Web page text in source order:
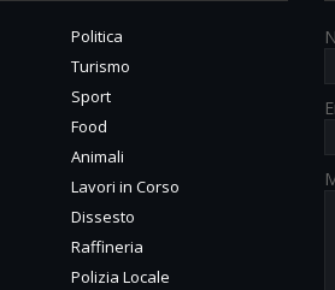
Politica
Turismo
Sport
Food
Animali
Lavori in Corso
Dissesto
Raffineria
Polizia Locale